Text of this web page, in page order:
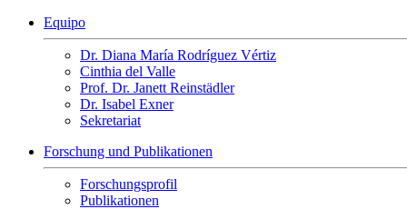
Equipo
Dr. Diana María Rodríguez Vértiz
Cinthia del Valle
Prof. Dr. Janett Reinstädler
Dr. Isabel Exner
Sekretariat
Forschung und Publikationen
Forschungsprofil
Publikationen